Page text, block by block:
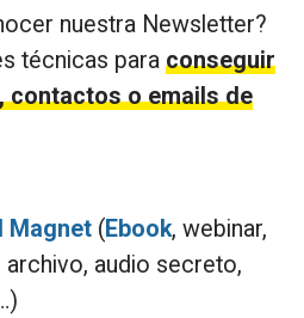
nuestra Newsletter?
técnicas para conseguir
contactos o emails de
Magnet (Ebook, webinar,
archivo, audio secreto,